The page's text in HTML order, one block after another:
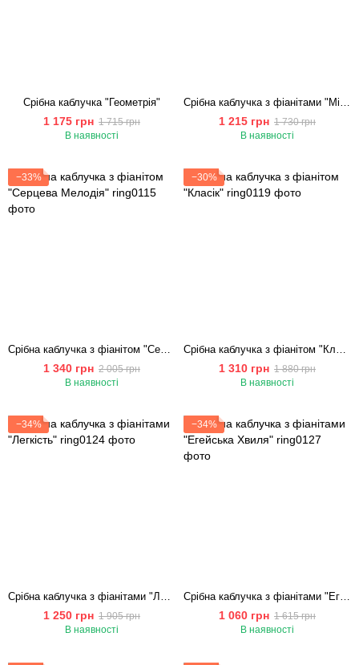
Срібна каблучка "Геометрія"
1 175 грн 1 715 грн
В наявності
Срібна каблучка з фіанітами "Місячне коло"
1 215 грн 1 730 грн
В наявності
−33%
Срібна каблучка з фіанітом "Серцева Мелодія"
1 340 грн 2 005 грн
В наявності
−30%
Срібна каблучка з фіанітом "Класік"
1 310 грн 1 880 грн
В наявності
−34%
Срібна каблучка з фіанітами "Легкість"
1 250 грн 1 905 грн
В наявності
−34%
Срібна каблучка з фіанітами "Егейська Хвиля"
1 060 грн 1 615 грн
В наявності